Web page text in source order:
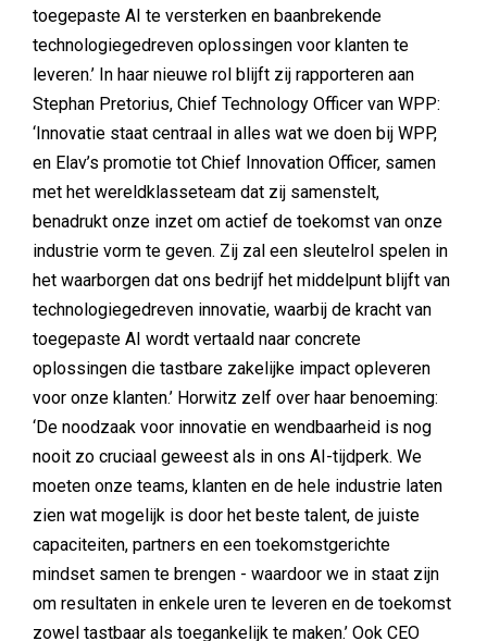
toegepaste AI te versterken en baanbrekende
technologiegedreven oplossingen voor klanten te
leveren.’ In haar nieuwe rol blijft zij rapporteren aan
Stephan Pretorius, Chief Technology Officer van WPP:
‘Innovatie staat centraal in alles wat we doen bij WPP,
en Elav’s promotie tot Chief Innovation Officer, samen
met het wereldklasseteam dat zij samenstelt,
benadrukt onze inzet om actief de toekomst van onze
industrie vorm te geven. Zij zal een sleutelrol spelen in
het waarborgen dat ons bedrijf het middelpunt blijft van
technologiegedreven innovatie, waarbij de kracht van
toegepaste AI wordt vertaald naar concrete
oplossingen die tastbare zakelijke impact opleveren
voor onze klanten.’ Horwitz zelf over haar benoeming:
‘De noodzaak voor innovatie en wendbaarheid is nog
nooit zo cruciaal geweest als in ons AI-tijdperk. We
moeten onze teams, klanten en de hele industrie laten
zien wat mogelijk is door het beste talent, de juiste
capaciteiten, partners en een toekomstgerichte
mindset samen te brengen - waardoor we in staat zijn
om resultaten in enkele uren te leveren en de toekomst
zowel tastbaar als toegankelijk te maken.’ Ook CEO